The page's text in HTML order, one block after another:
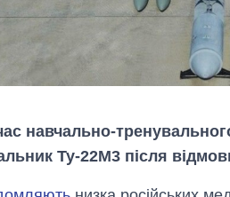
навчально-
Ту-22М3 після